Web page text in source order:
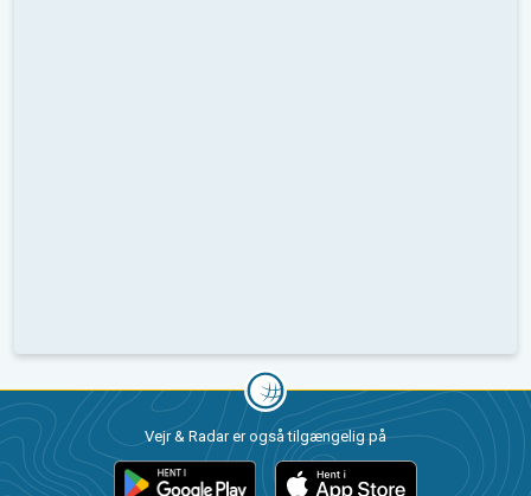
Vejr & Radar er også tilgængelig på